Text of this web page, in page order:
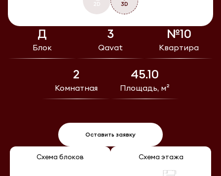
Д
Блок
3
Qavat
№10
Квартира
2
Комнатная
45.10
Площадь, м²
Оставить заявку
2D 3D
Схема блоков Схема этажа